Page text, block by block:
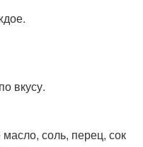
вкусу.
соль, перец, сок